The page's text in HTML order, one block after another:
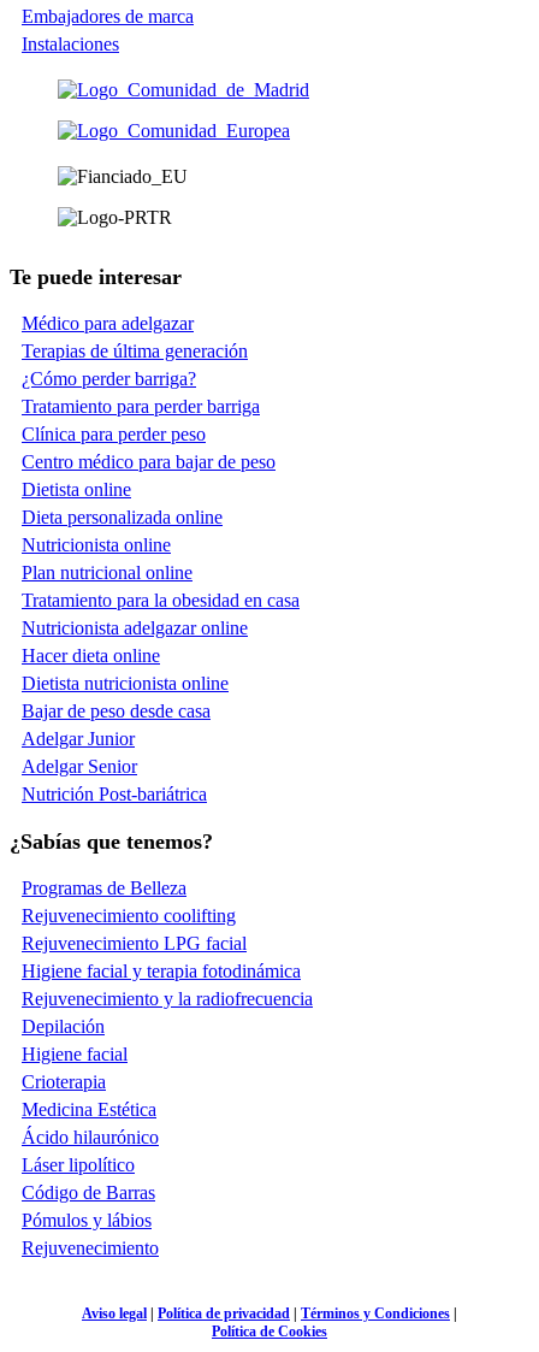
Embajadores de marca
Instalaciones
Te puede interesar
Médico para adelgazar
Terapias de última generación
¿Cómo perder barriga?
Tratamiento para perder barriga
Clínica para perder peso
Centro médico para bajar de peso
Dietista online
Dieta personalizada online
Nutricionista online
Plan nutricional online
Tratamiento para la obesidad en casa
Nutricionista adelgazar online
Hacer dieta online
Dietista nutricionista online
Bajar de peso desde casa
Adelgar Junior
Adelgar Senior
Nutrición Post-bariátrica
¿Sabías que tenemos?
Programas de Belleza
Rejuvenecimiento coolifting
Rejuvenecimiento LPG facial
Higiene facial y terapia fotodinámica
Rejuvenecimiento y la radiofrecuencia
Depilación
Higiene facial
Crioterapia
Medicina Estética
Ácido hilaurónico
Láser lipolítico
Código de Barras
Pómulos y lábios
Rejuvenecimiento
Aviso legal | Política de privacidad | Términos y Condiciones |
Política de Cookies